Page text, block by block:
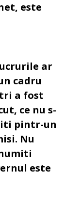
este
ar
cadru
a fost
ce nu s-
pintr-un
Nu
este